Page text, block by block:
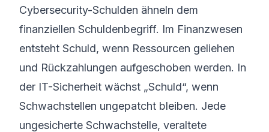
Cybersecurity-Schulden ähneln dem
finanziellen Schuldenbegriff. Im Finanzwesen
entsteht Schuld, wenn Ressourcen geliehen
und Rückzahlungen aufgeschoben werden. In
der IT-Sicherheit wächst „Schuld“, wenn
Schwachstellen ungepatcht bleiben. Jede
ungesicherte Schwachstelle, veraltete